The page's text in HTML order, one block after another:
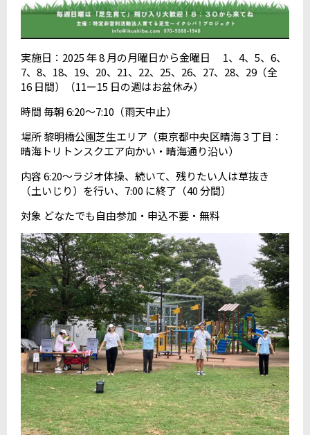
実施日：2025 年 8 月の月曜日から金曜日 1、4、5、6、
7、8、18、19、20、21、22、25、26、27、28、29（全
16 日間）（11ー15 日の週はお盆休み）
時間 毎朝 6:20〜7:10（雨天中止）
場所 黎明橋公園芝生エリア（東京都中央区晴海３丁目：
晴海トリトンスクエア向かい・晴海通り沿い）
内容 6:20〜ラジオ体操、続いて、残りたい人は草抜き
（土いじり）を行い、7:00 に終了（40 分間）
対象 どなたでも自由参加・申込不要・無料